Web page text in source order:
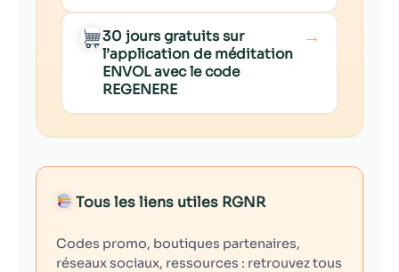
30 jours gratuits sur
l’application de méditation
ENVOL avec le code
REGENERE
→
Tous les liens utiles RGNR
Codes promo, boutiques partenaires,
réseaux sociaux, ressources : retrouvez tous